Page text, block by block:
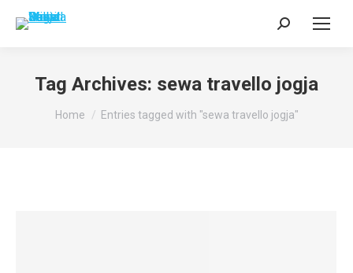
Search:
Tag Archives: sewa travello jogja
You are here:
Home Entries tagged with "sewa travello jogja"